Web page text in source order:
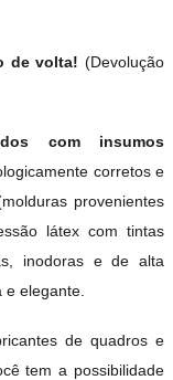
de volta! (Devolução
com insumos
corretos e
provenientes
látex com tintas
inodoras e de alta
elegante.
de quadros e
tem a possibilidade